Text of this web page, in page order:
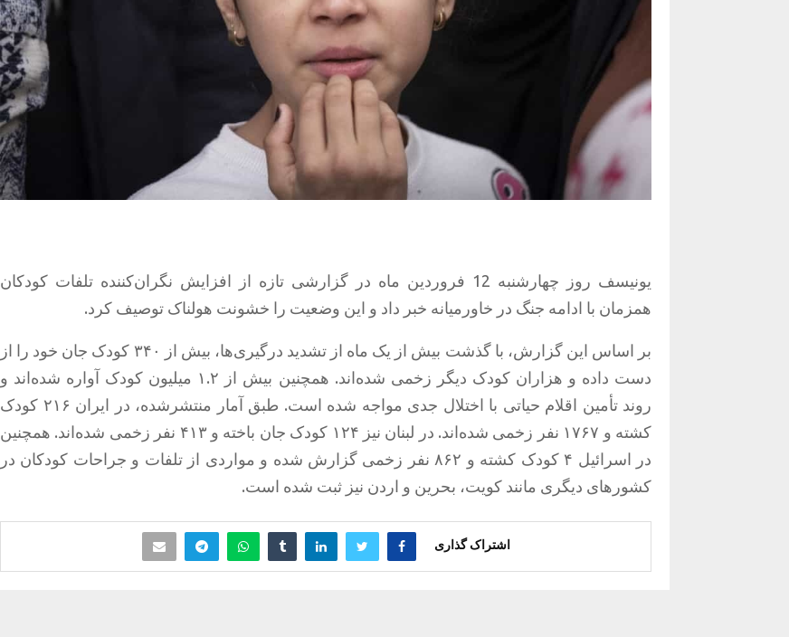
یونیسف روز چهارشنبه 12 فروردین ماه در گزارشی تازه از افزایش نگران‌کننده تلفات کودکان
همزمان با ادامه جنگ در خاورمیانه خبر داد و این وضعیت را خشونت هولناک توصیف کرد.
بر اساس این گزارش، با گذشت بیش از یک ماه از تشدید درگیری‌ها، بیش از ۳۴۰ کودک جان خود را از
دست داده و هزاران کودک دیگر زخمی شده‌اند. همچنین بیش از ۱.۲ میلیون کودک آواره شده‌اند و
روند تأمین اقلام حیاتی با اختلال جدی مواجه شده است. طبق آمار منتشرشده، در ایران ۲۱۶ کودک
کشته و ۱۷۶۷ نفر زخمی شده‌اند. در لبنان نیز ۱۲۴ کودک جان باخته و ۴۱۳ نفر زخمی شده‌اند. همچنین
در اسرائیل ۴ کودک کشته و ۸۶۲ نفر زخمی گزارش شده و مواردی از تلفات و جراحات کودکان در
کشورهای دیگری مانند کویت، بحرین و اردن نیز ثبت شده است.
اشتراک گذاری